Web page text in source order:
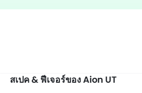
สเปค & ฟีเจอร์ของ Aion UT